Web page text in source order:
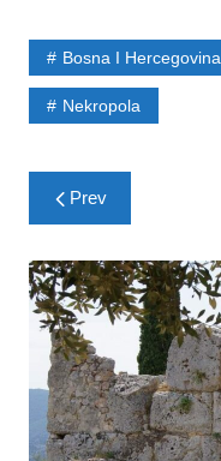
Bosna I Hercegovina
Nekropola
Post
navigation
Prev